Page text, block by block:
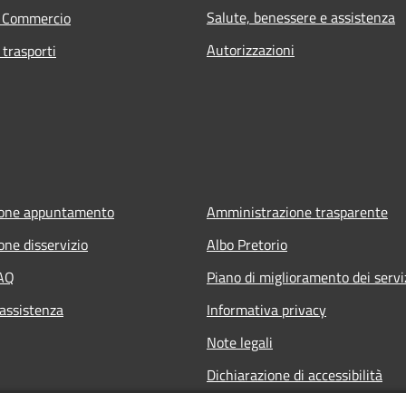
Salute, benessere e assistenza
Autorizzazioni
appuntamento
disservizio
Amministrazione trasparente
Albo Pretorio
Piano di miglioramento dei
Informativa privacy
Note legali
Dichiarazione di accessibilità